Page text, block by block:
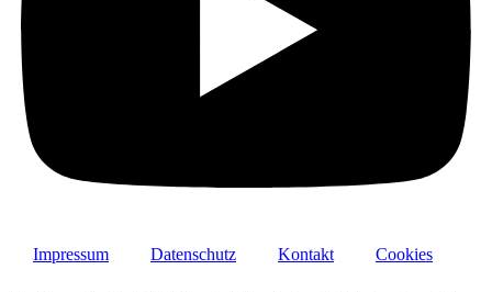
Themen
Baubiologie & Gesundheit
Baubiologie & Gesundheit rückt Raumklima, Materialien und
Menschen – mit schadstoffarmen Baustoffen, guter Luftqualität und
Massivholzbau
Impressum Datenschutz Kontakt Cookies